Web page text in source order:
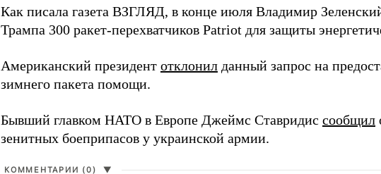
Как писала газета ВЗГЛЯД, в конце июля Владимир
Трампа 300 ракет-перехватчиков Patriot для защиты
Американский президент отклонил данный запрос на
зимнего пакета помощи.
Бывший главком НАТО в Европе Джеймс Ставридис сообщил
зенитных боеприпасов у украинской армии.
КОММЕНТАРИИ (0) ▼